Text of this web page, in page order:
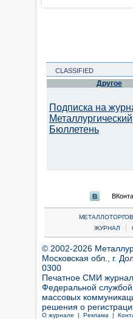
CLASSIFIED
Другое
Подписка на
Металлургический
Бюллетень
ЖУРНАЛ
|
© 2002-2026
Московская обл., г.
0300
Печатное СМИ журнал
Федеральной
массовых
решения о
О журнале | Реклама |